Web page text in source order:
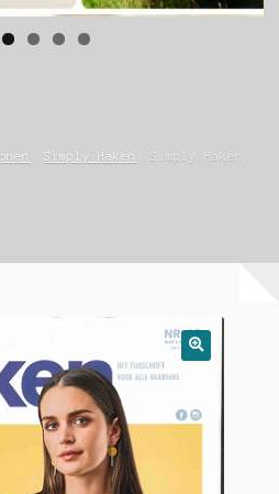
Simply Haken
Simply Haken